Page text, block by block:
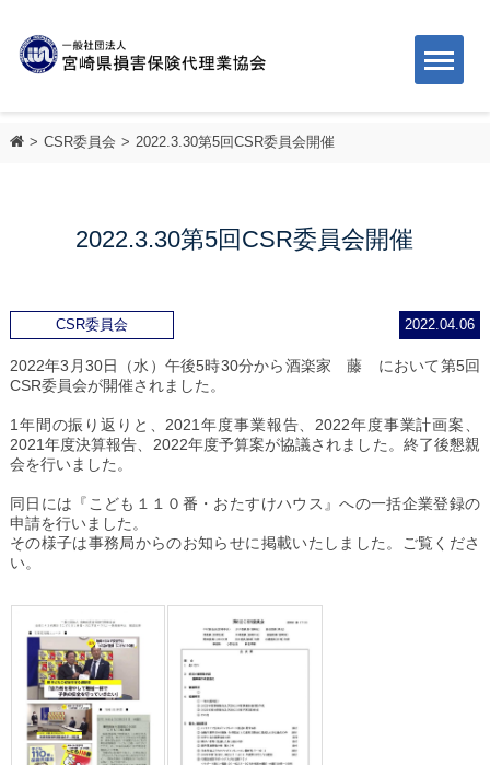
CSR委員会 2022.3.30第5回CSR委員会開催
2022.3.30第5回CSR委員会開催
CSR委員会 2022.04.06
2022年3月30日（水）午後5時30分から酒楽家 藤 において第5回
CSR委員会が開催されました。
1年間の振り返りと、2021年度事業報告、2022年度事業計画案、
2021年度決算報告、2022年度予算案が協議されました。終了後懇親
会を行いました。
同日には『こども１１０番・おたすけハウス』への一括企業登録の
申請を行いました。
その様子は事務局からのお知らせに掲載いたしました。ご覧くださ
い。